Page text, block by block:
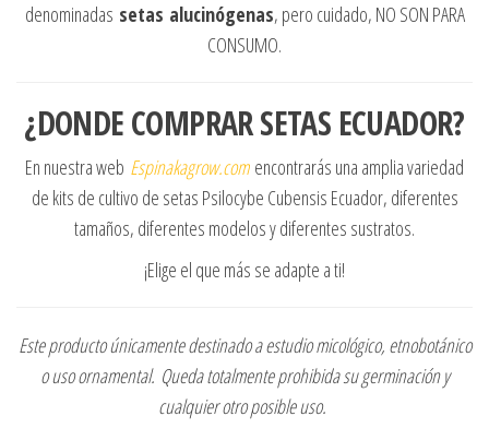
denominadas setas alucinógenas, pero cuidado, NO SON PARA
CONSUMO.
¿DONDE COMPRAR SETAS ECUADOR?
En nuestra web Espinakagrow.com encontrarás una amplia variedad
de kits de cultivo de setas Psilocybe Cubensis Ecuador, diferentes
tamaños, diferentes modelos y diferentes sustratos.
¡Elige el que más se adapte a ti!
Este producto únicamente destinado a estudio micológico, etnobotánico
o uso ornamental. Queda totalmente prohibida su germinación y
cualquier otro posible uso.